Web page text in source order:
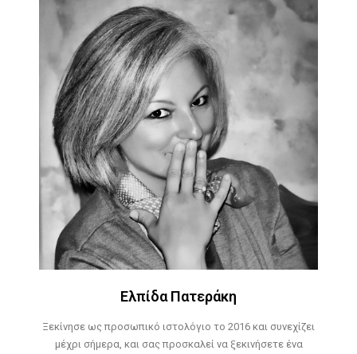
Ελπίδα Πατεράκη
Ξεκίνησε ως προσωπικό ιστολόγιο το 2016 και συνεχίζει
μέχρι σήμερα, και σας προσκαλεί να ξεκινήσετε ένα